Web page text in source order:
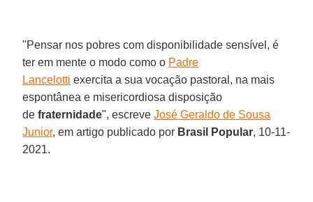
"Pensar nos pobres com disponibilidade sensível, é
ter em mente o modo como o Padre
Lancelotti exercita a sua vocação pastoral, na mais
espontânea e misericordiosa disposição
defraternidade", escreveJosé Geraldo de Sousa
Junior, em artigo publicado por Brasil Popular, 10-11-
2021.